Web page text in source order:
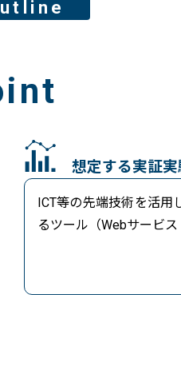
想定する実証実
ICT等の先端技術を活
るツール（Webサービ